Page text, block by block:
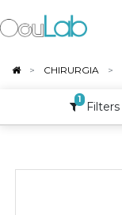
CHIRURGIA
1
Filters